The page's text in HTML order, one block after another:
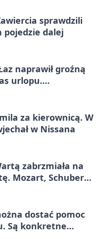
sprawdzili
pojedzie dalej
naprawił groźną
urlopu.
za kierownicą. W
w Nissana
zabrzmiała na
Mozart, Schubert i
dostać pomoc
Są konkretne